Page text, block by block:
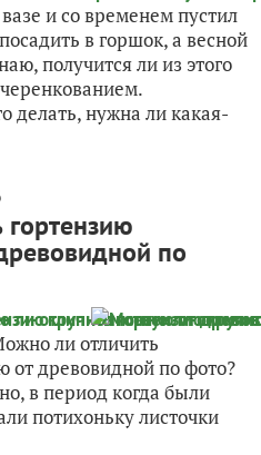
и со временем пустил
в горшок, а весной
получится ли из этого
делать, нужна ли какая-
по
ли отличить
от древовидной по фото?
в период когда были
потихоньку листочки